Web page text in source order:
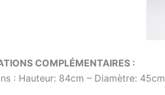
COMPLÉMENTAIRES :
: Hauteur: 84cm – Diamètre: 45cm